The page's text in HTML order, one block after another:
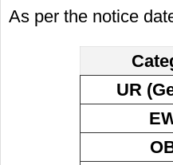
As per the notice
UR